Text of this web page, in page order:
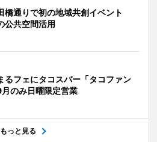
橋通りで初の地域共創イベント
公共空間活用
るフェにタコスバー「タコファン
のみ日曜限定営業
もっと見る